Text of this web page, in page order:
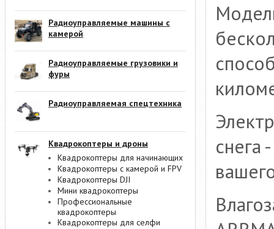
Радиоуправляемые машины с
камерой
Радиоуправляемые грузовики и
фуры
Радиоуправляемая спецтехника
Квадрокоптеры и дроны
Квадрокоптеры для начинающих
Квадрокоптеры с камерой и FPV
Квадрокоптеры DJI
Мини квадрокоптеры
Профессиональные
квадрокоптеры
Квадрокоптеры для селфи
снега